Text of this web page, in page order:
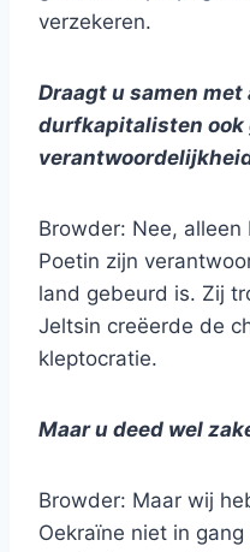
verzekeren.
Draagt u samen
durfkapitalisten ook
Browder: Nee,
Poetin zijn
land gebeurd is. Zij
Jeltsin creëerde de
kleptocratie.
Maar u deed wel
Browder: Maar wij
Oekraïne niet in